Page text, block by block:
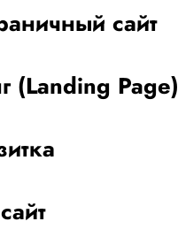
сайт
(Landing Page)